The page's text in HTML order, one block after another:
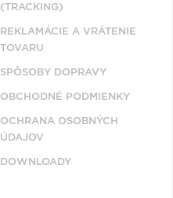
(TRACKING)
REKLAMÁCIE A VRÁTENIE
TOVARU
SPÔSOBY DOPRAVY
OBCHODNÉ PODMIENKY
OCHRANA OSOBNÝCH
ÚDAJOV
DOWNLOADY